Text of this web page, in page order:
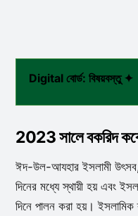
Digital বোর্ড: বিষয়বস্তু ✦
2023 সালে বকরিদ
ঈদ-উল-আযহার ইসলামী উৎসব,
দিনের মধ্যে স্থায়ী হয় এবং
দিনে পালন করা হয়।